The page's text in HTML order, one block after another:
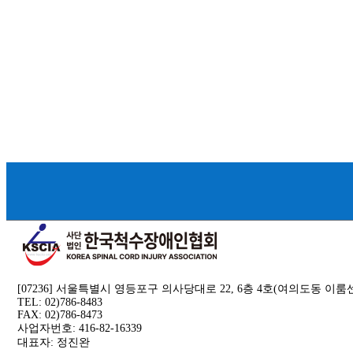
[07236] 서울특별시 영등포구 의사당대로 22, 6층 4호(여의도동 이
TEL: 02)786-8483
FAX: 02)786-8473
사업자번호: 416-82-16339
대표자: 정진완